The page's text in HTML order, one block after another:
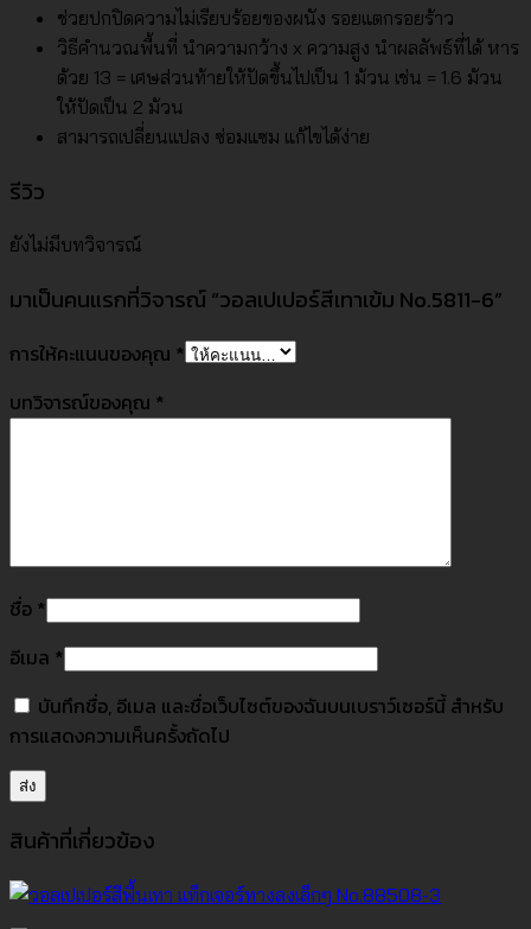
ช่วยปกปิดความไม่เรียบร้อยของผนัง รอยแตกรอยร้าว
วิธีคำนวณพื้นที่ นำความกว้าง x ความสูง นำผลลัพธ์ที่ได้ หาร
ด้วย 13 = เศษส่วนท้ายให้ปัดขึ้นไปเป็น 1 ม้วน เช่น = 1.6 ม้วน
ให้ปัดเป็น 2 ม้วน
สามารถเปลี่ยนแปลง ซ่อมแซม แก้ไขได้ง่าย
รีวิว
ยังไม่มีบทวิจารณ์
มาเป็นคนแรกที่วิจารณ์ “วอลเปเปอร์สีเทาเข้ม No.5811-6”
การให้คะแนนของคุณ *
บทวิจารณ์ของคุณ *
ชื่อ *
อีเมล *
บันทึกชื่อ, อีเมล และชื่อเว็บไซต์ของฉันบนเบราว์เซอร์นี้ สำหรับ
การแสดงความเห็นครั้งถัดไป
สินค้าที่เกี่ยวข้อง